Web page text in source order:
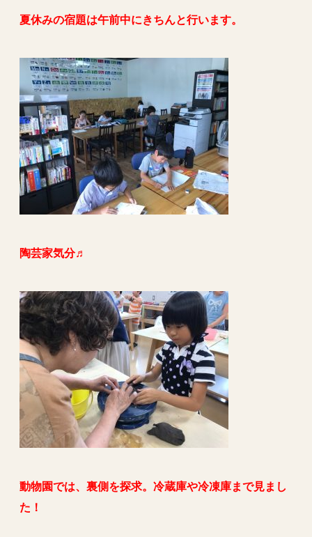
夏休みの宿題は午前中にきちんと行います。
陶芸家気分♬
動物園では、裏側を探求。冷蔵庫や冷凍庫まで見まし
た！